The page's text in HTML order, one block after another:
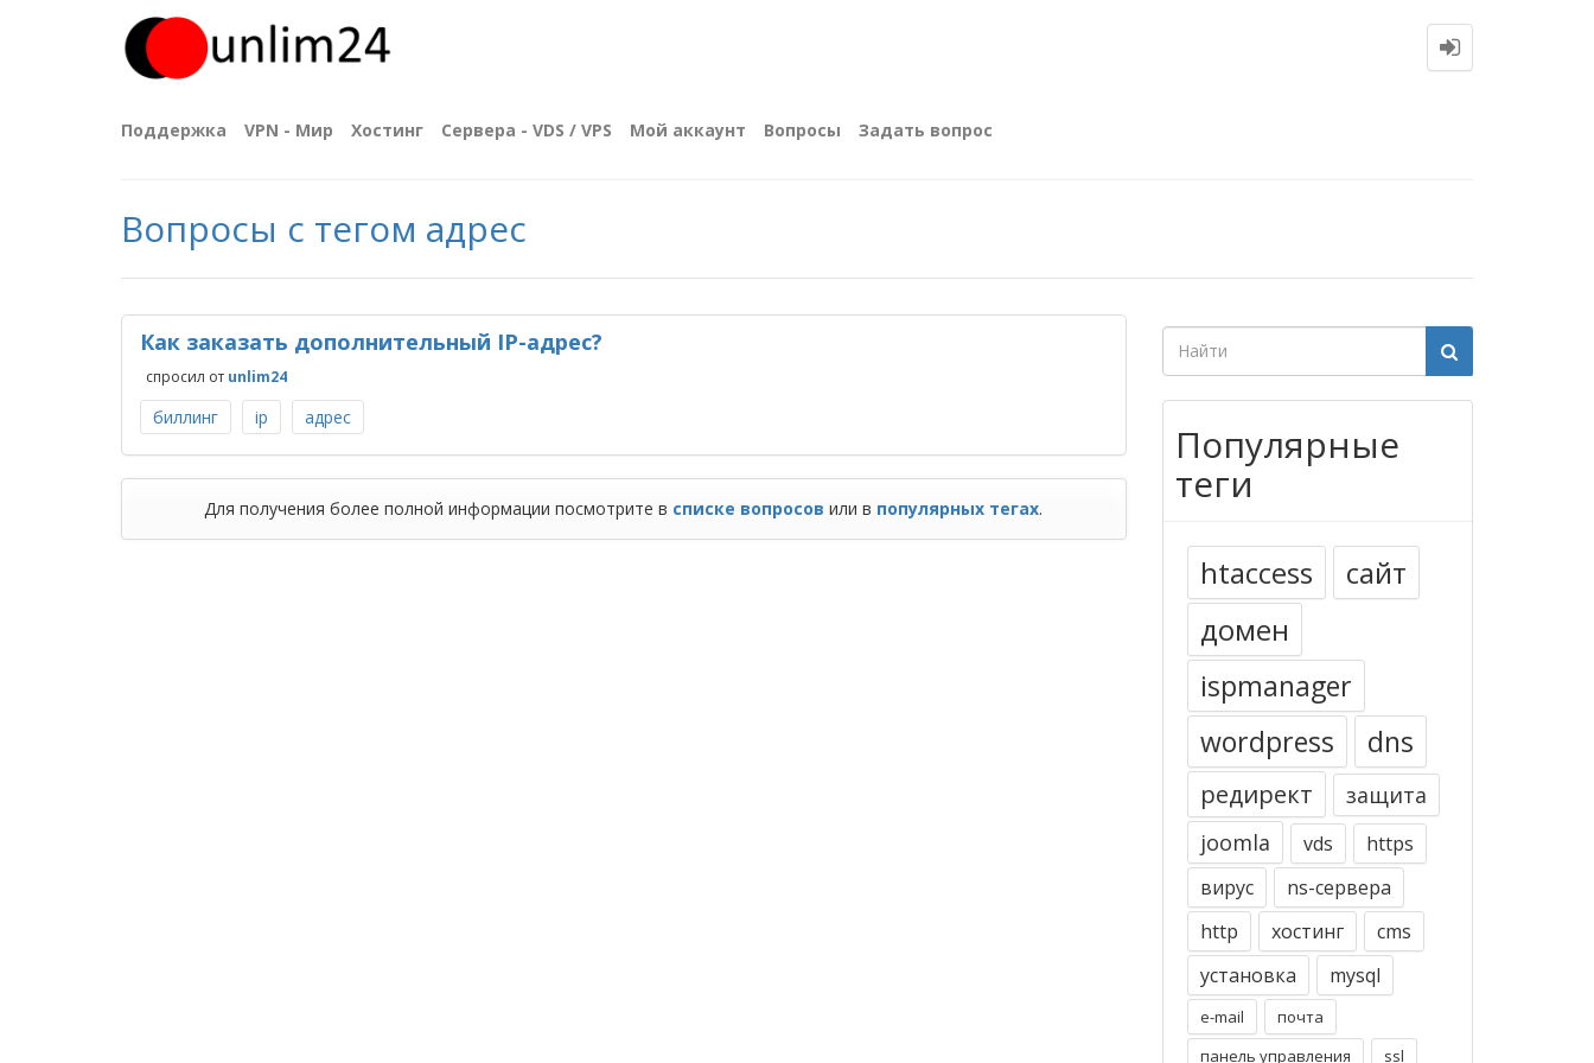
Поддержка VPN - Мир Хостинг Сервера - VDS / VPS Мой аккаунт Вопросы Задать вопрос
Вопросы с тегом адрес
Как заказать дополнительный IP-адрес?
спросил от unlim24
биллинг ip адрес
Для получения более полной информации посмотрите в списке вопросов или в популярных тегах.
Популярные
теги
htaccess
сайт
домен
ispmanager
wordpress
dns
редирект
защита
joomla
vds
https
вирус
ns-сервера
http
хостинг
cms
установка
mysql
e-mail
почта
панель управления
ssl